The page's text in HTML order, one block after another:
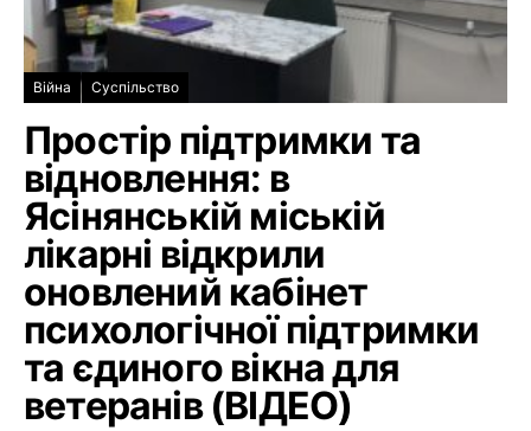
Війна Суспільство
Простір підтримки та
відновлення: в
Ясінянській міській
лікарні відкрили
оновлений кабінет
психологічної підтримки
та єдиного вікна для
ветеранів (ВІДЕО)